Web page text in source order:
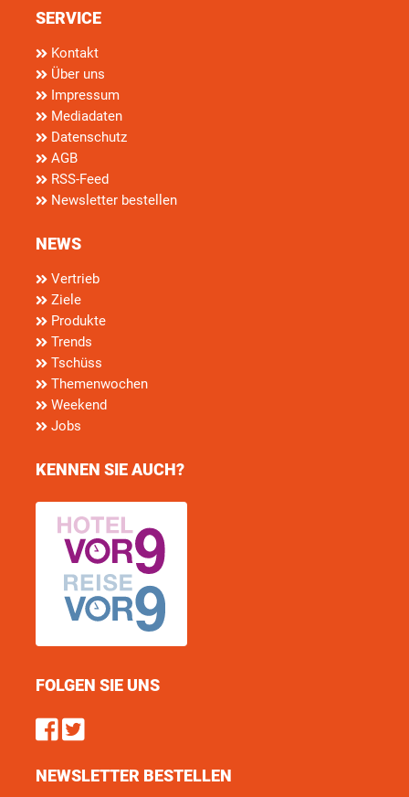
SERVICE
Kontakt
Über uns
Impressum
Mediadaten
Datenschutz
AGB
RSS-Feed
Newsletter bestellen
NEWS
Vertrieb
Ziele
Produkte
Trends
Tschüss
Themenwochen
Weekend
Jobs
KENNEN SIE AUCH?
FOLGEN SIE UNS
Find us on Facebook
Follow us on Twitter
NEWSLETTER BESTELLEN